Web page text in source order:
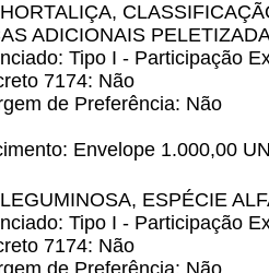
ADICIONAIS
Tipo I - Participação
7174: Não
de Preferência: Não
Envelope 1.000,00
ESPÉCIE
Tipo I - Participação
7174: Não
de Preferência: Não